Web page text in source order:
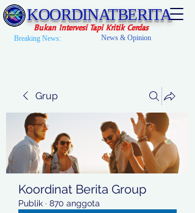
KOORDINATBERITA
Bukan Intervesi Tapi Kritik Cerdas
Breaking News: News & Opinion
Grup
Koordinat Berita Group
Publik · 870 anggota